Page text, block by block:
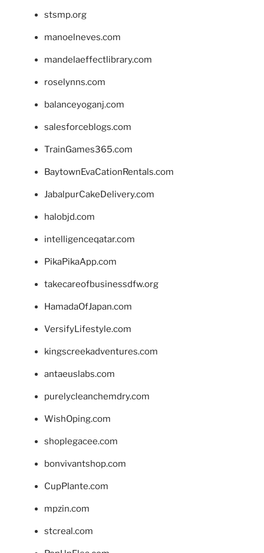
stsmp.org
manoelneves.com
mandelaeffectlibrary.com
roselynns.com
balanceyoganj.com
salesforceblogs.com
TrainGames365.com
BaytownEvaCationRentals.com
JabalpurCakeDelivery.com
halobjd.com
intelligenceqatar.com
PikaPikaApp.com
takecareofbusinessdfw.org
HamadaOfJapan.com
VersifyLifestyle.com
kingscreekadventures.com
antaeuslabs.com
purelycleanchemdry.com
WishOping.com
shoplegacee.com
bonvivantshop.com
CupPlante.com
mpzin.com
stcreal.com